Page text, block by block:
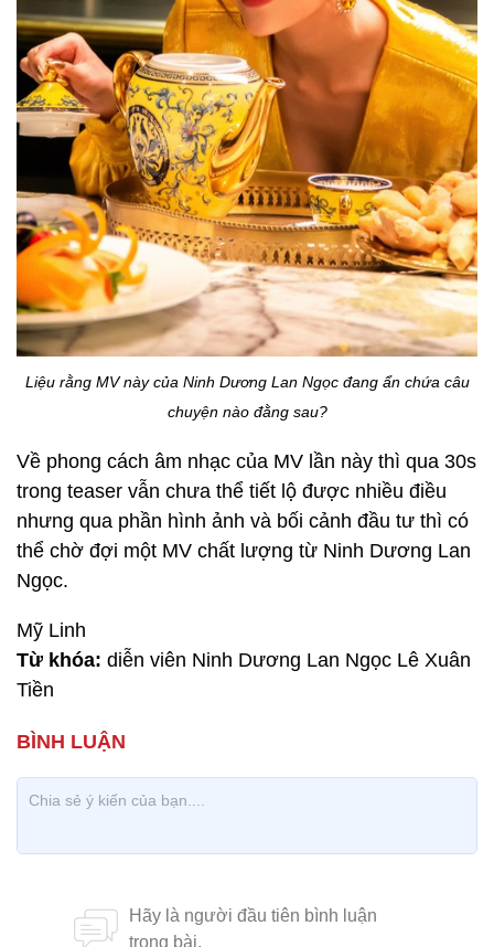
Liệu rằng MV này của Ninh Dương Lan Ngọc đang ẩn chứa câu
chuyện nào đằng sau?
Về phong cách âm nhạc của MV lần này thì qua 30s
trong teaser vẫn chưa thể tiết lộ được nhiều điều
nhưng qua phần hình ảnh và bối cảnh đầu tư thì có
thể chờ đợi một MV chất lượng từ Ninh Dương Lan
Ngọc.
Mỹ Linh
Từ khóa: diễn viên Ninh Dương Lan Ngọc Lê Xuân
Tiền